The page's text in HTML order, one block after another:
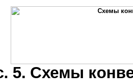
5. Схемы